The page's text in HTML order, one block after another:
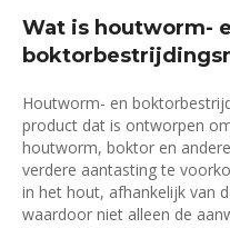
Wat is houtworm-
Houtworm- en
product dat is ontworpen
houtworm, boktor en
verdere aantasting te
in het hout, afhankelijk van
waardoor niet alleen de